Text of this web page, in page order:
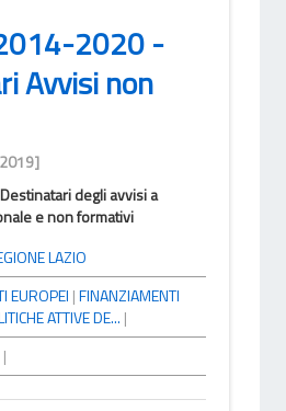
2020 -
Avvisi non
degli avvisi a
e non formativi
LAZIO
EUROPEI |FINANZIAMENTI
ATTIVE DE... |
|